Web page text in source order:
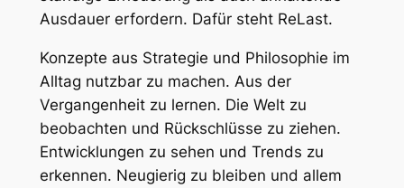
Ausdauer erfordern. Dafür steht ReLast.
Konzepte aus Strategie und Philosophie im
Alltag nutzbar zu machen. Aus der
Vergangenheit zu lernen. Die Welt zu
beobachten und Rückschlüsse zu ziehen.
Entwicklungen zu sehen und Trends zu
erkennen. Neugierig zu bleiben und allem